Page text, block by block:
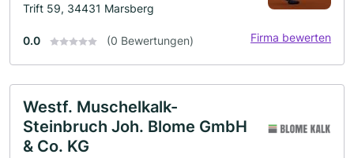
Trift 59, 34431 Marsberg
0.0 (0 Bewertungen) Firma bewerten
Westf. Muschelkalk-
Steinbruch Joh. Blome GmbH
& Co. KG